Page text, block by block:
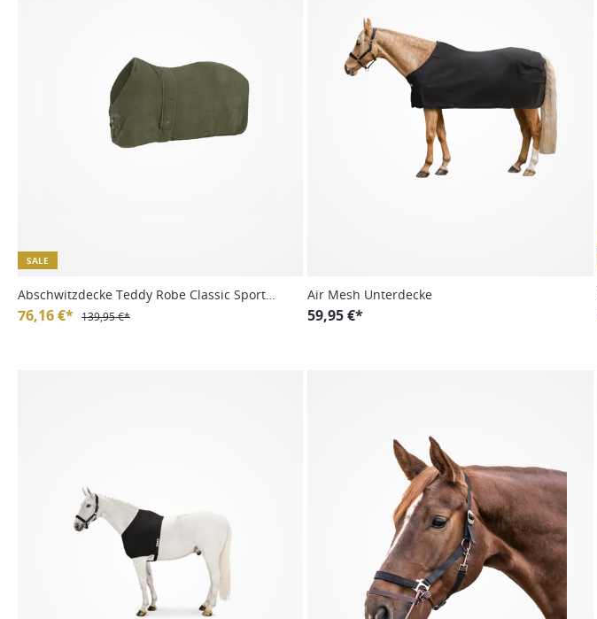
SALE
Abschwitzdecke Teddy Robe Classic Sports
FS25, Pferdebademantel
76,16 €* 139,95 €*
Air Mesh Unterdecke
59,95 €*